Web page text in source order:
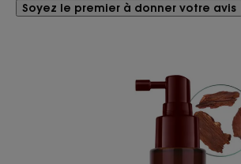
Soyez le premier à donner votre avis